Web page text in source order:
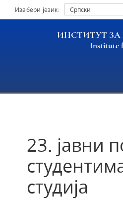
Изабери језик: Српски
ИНСТИТУТ ЗА
Institute
23. јавни
студија